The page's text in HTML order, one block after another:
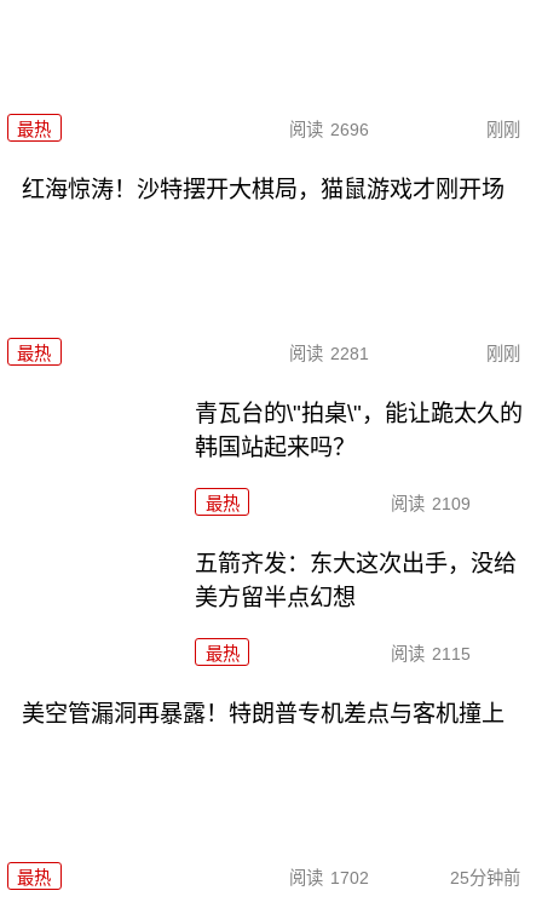
最热 阅读 2696 刚刚
红海惊涛！沙特摆开大棋局，猫鼠游戏才刚开场
最热 阅读 2281 刚刚
青瓦台的\"拍桌\"，能让跪太久的
韩国站起来吗？
最热 阅读 2109
五箭齐发：东大这次出手，没给
美方留半点幻想
最热 阅读 2115
美空管漏洞再暴露！特朗普专机差点与客机撞上
最热 阅读 1702 25分钟前